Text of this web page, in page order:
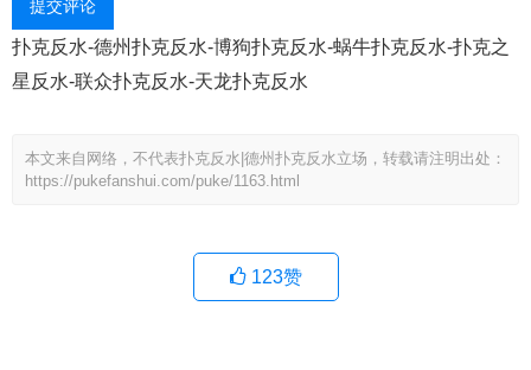
提交评论
扑克反水-德州扑克反水-博狗扑克反水-蜗牛扑克反水-扑克之
星反水-联众扑克反水-天龙扑克反水
本文来自网络，不代表扑克反水|德州扑克反水立场，转载请注明出处：
https://pukefanshui.com/puke/1163.html
123赞